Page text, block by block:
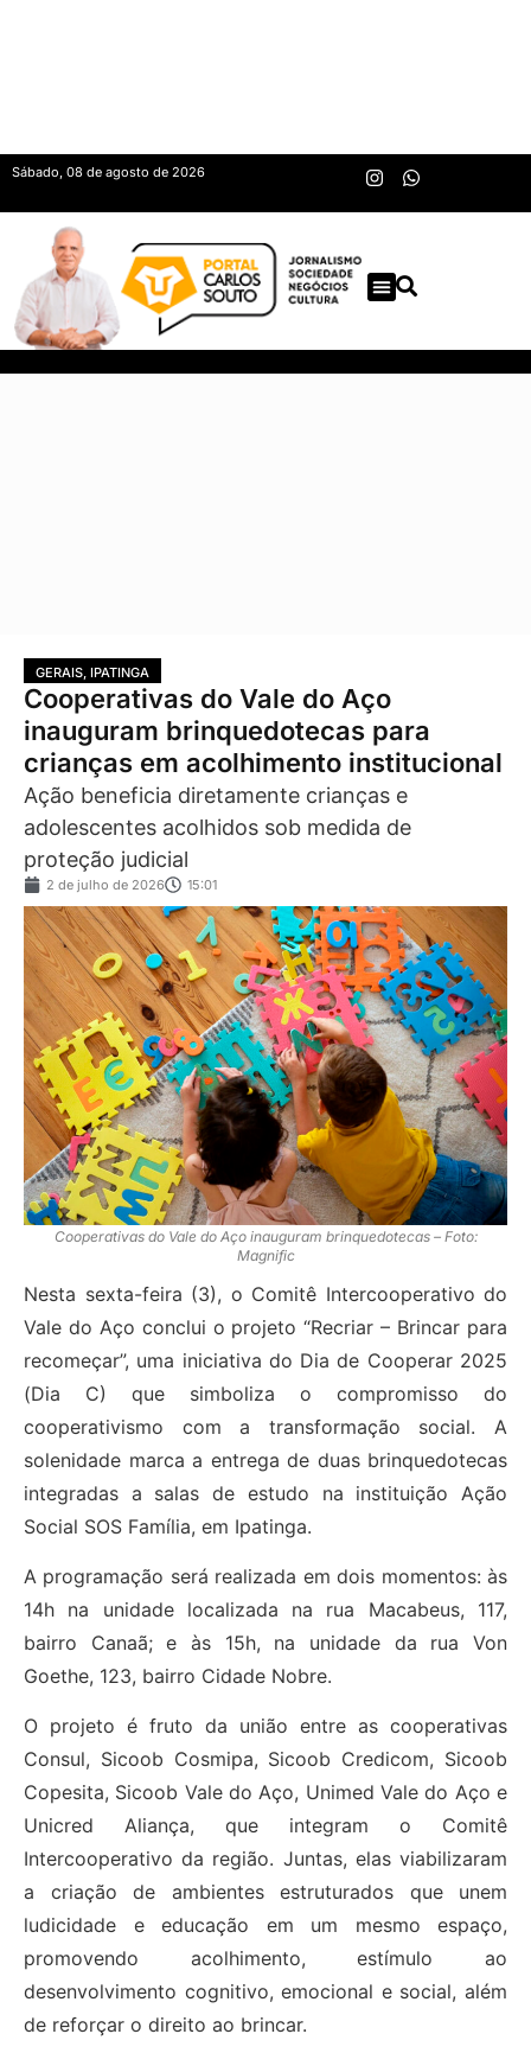
Sábado, 08 de agosto de 2026
GERAIS, IPATINGA
Cooperativas do Vale do Aço
inauguram brinquedotecas para
crianças em acolhimento institucional
Ação beneficia diretamente crianças e
adolescentes acolhidos sob medida de
proteção judicial
2 de julho de 2026 15:01
Cooperativas do Vale do Aço inauguram brinquedotecas – Foto:
Magnific
Nesta sexta-feira (3), o Comitê Intercooperativo do
Vale do Aço conclui o projeto “Recriar – Brincar para
recomeçar”, uma iniciativa do Dia de Cooperar 2025
(Dia C) que simboliza o compromisso do
cooperativismo com a transformação social. A
solenidade marca a entrega de duas brinquedotecas
integradas a salas de estudo na instituição Ação
Social SOS Família, em Ipatinga.
A programação será realizada em dois momentos: às
14h na unidade localizada na rua Macabeus, 117,
bairro Canaã; e às 15h, na unidade da rua Von
Goethe, 123, bairro Cidade Nobre.
O projeto é fruto da união entre as cooperativas
Consul, Sicoob Cosmipa, Sicoob Credicom, Sicoob
Copesita, Sicoob Vale do Aço, Unimed Vale do Aço e
Unicred Aliança, que integram o Comitê
Intercooperativo da região. Juntas, elas viabilizaram
a criação de ambientes estruturados que unem
ludicidade e educação em um mesmo espaço,
promovendo acolhimento, estímulo ao
desenvolvimento cognitivo, emocional e social, além
de reforçar o direito ao brincar.